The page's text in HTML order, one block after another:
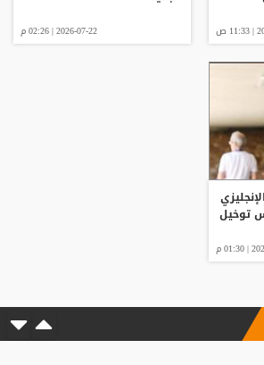
ص 2026-07-22 | 02:26 م
توخيل
م